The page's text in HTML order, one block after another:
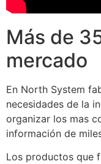
Más de
mercado
En North System
necesidades de la
organizar los mas
información de
Los productos que